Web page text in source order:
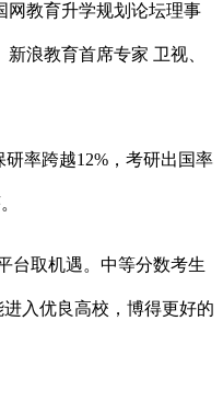
教育升学规划论坛理事
浪教育首席专家 卫视、
率跨越12%，考研出国率
取机遇。中等分数考生
入优良高校，博得更好的